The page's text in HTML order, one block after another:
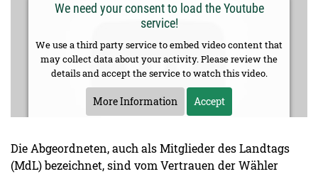
We need your consent to load the Youtube
service!
We use a third party service to embed video content that
may collect data about your activity. Please review the
details and accept the service to watch this video.
More Information Accept
Die Abgeordneten, auch als Mitglieder des Landtags
(MdL) bezeichnet, sind vom Vertrauen der Wähler